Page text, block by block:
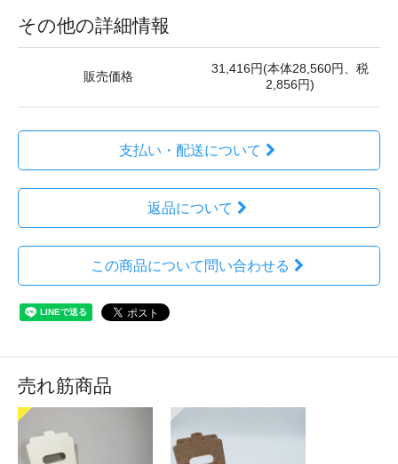
その他の詳細情報
販売価格
31,416円(本体28,560円、税
2,856円)
支払い・配送について
返品について
この商品について問い合わせる
売れ筋商品